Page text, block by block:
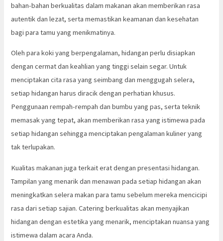
bahan-bahan berkualitas dalam makanan akan memberikan rasa
autentik dan lezat, serta memastikan keamanan dan kesehatan
bagi para tamu yang menikmatinya.
Oleh para koki yang berpengalaman, hidangan perlu disiapkan
dengan cermat dan keahlian yang tinggi selain segar. Untuk
menciptakan cita rasa yang seimbang dan menggugah selera,
setiap hidangan harus diracik dengan perhatian khusus.
Penggunaan rempah-rempah dan bumbu yang pas, serta teknik
memasak yang tepat, akan memberikan rasa yang istimewa pada
setiap hidangan sehingga menciptakan pengalaman kuliner yang
tak terlupakan.
Kualitas makanan juga terkait erat dengan presentasi hidangan.
Tampilan yang menarik dan menawan pada setiap hidangan akan
meningkatkan selera makan para tamu sebelum mereka mencicipi
rasa dari setiap sajian. Catering berkualitas akan menyajikan
hidangan dengan estetika yang menarik, menciptakan nuansa yang
istimewa dalam acara Anda.